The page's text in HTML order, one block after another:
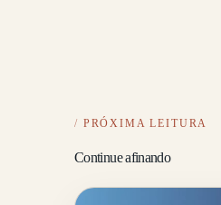
PRÓXIMA LEITURA
Continue afinando